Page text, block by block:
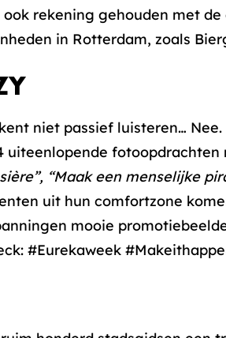
rekening gehouden met
in Rotterdam, zoals
niet passief luisteren…
uiteenlopende
“Maak een menselijke
uit hun comfortzone
mooie
#Eurekaweek